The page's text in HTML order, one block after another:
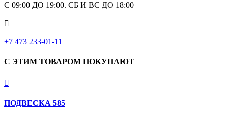
С 09:00 ДО 19:00. СБ И ВС ДО 18:00

+7 473 233-01-11
С ЭТИМ ТОВАРОМ ПОКУПАЮТ

ПОДВЕСКА 585